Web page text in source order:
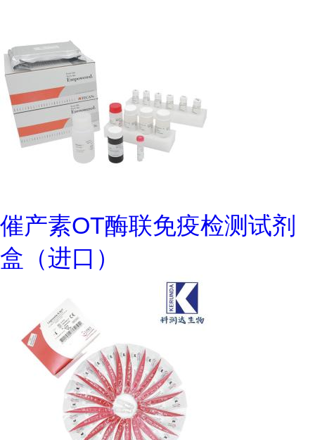
催产素OT酶联免疫检测试剂
盒（进口）